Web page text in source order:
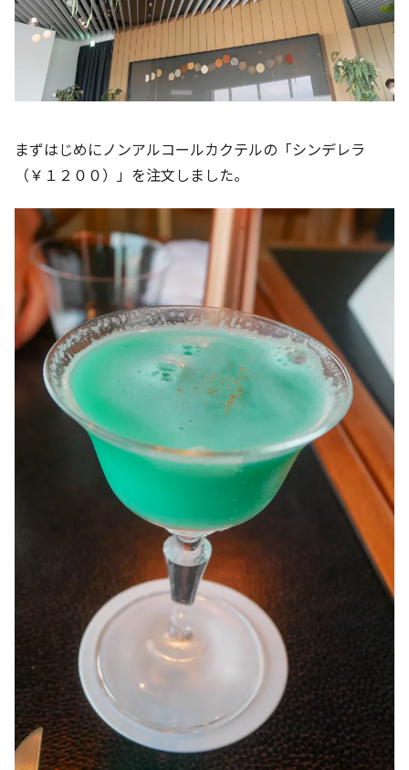
まずはじめにノンアルコールカクテルの「シンデレラ
（￥１２００）」を注文しました。